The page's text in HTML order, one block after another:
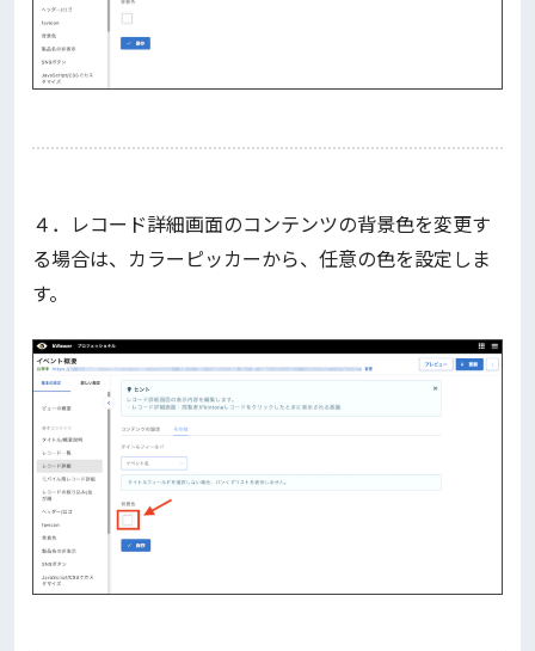
４．レコード詳細画面のコンテンツの背景色を変更す
る場合は、カラーピッカーから、任意の色を設定しま
す。